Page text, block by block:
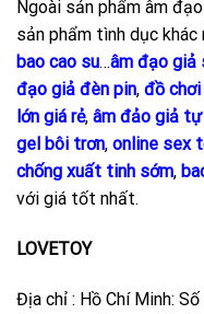
Ngoài sản phẩm âm
sản phẩm tình dục khác
bao cao su…âm đạo giả
đạo giả đèn pin, đồ chơi
lớn giá rẻ, âm đảo giả
gel bôi trơn, online sex
chống xuất tinh sớm,
với giá tốt nhất.
LOVETOY
Địa chỉ : Hồ Chí Minh: